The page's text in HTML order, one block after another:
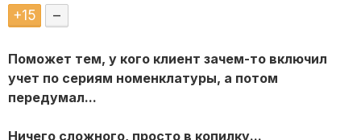
+15 –
Поможет тем, у кого клиент зачем-то включил
учет по сериям номенклатуры, а потом
передумал...
Ничего сложного, просто в копилку...